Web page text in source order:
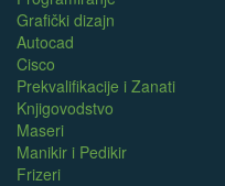
Grafički dizajn
Autocad
Cisco
Prekvalifikacije i Zanati
Knjigovodstvo
Maseri
Manikir i Pedikir
Frizeri